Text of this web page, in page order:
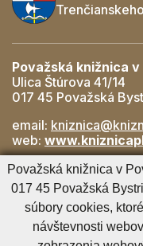
Považská knižnica
Ulica Štúrova 41/14
017 45 Považská
email:
web:
Pobočky
Rozkvet- 042/432
SNP- 0901 918 843,
Považská knižnica v
017 45 Považská
súbory cookies,
návštevnosti